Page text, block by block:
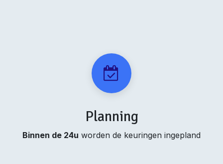
Planning
Binnen de 24u worden de keuringen ingepland